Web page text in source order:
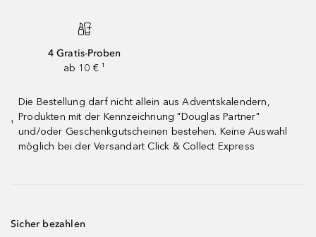
4 Gratis-Proben
ab 10 € ¹
¹
Die Bestellung darf nicht allein aus Adventskalendern,
Produkten mit der Kennzeichnung "Douglas Partner"
und/oder Geschenkgutscheinen bestehen. Keine Auswahl
möglich bei der Versandart Click & Collect Express
Sicher bezahlen